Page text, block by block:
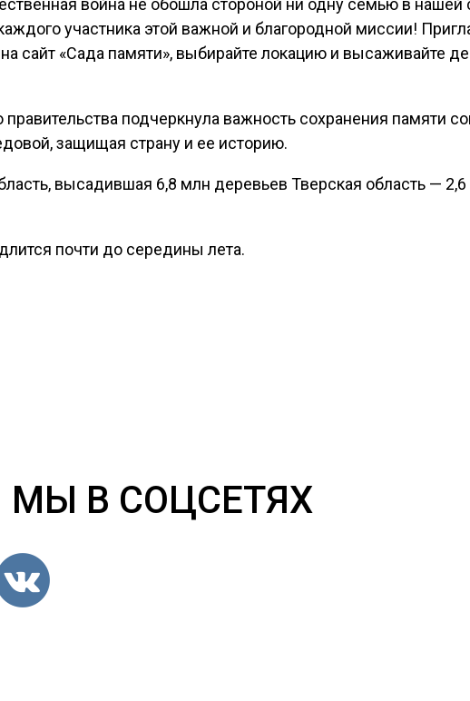
война не обошла стороной ни одну семью в нашей
участника этой важной и благородной миссии!
сайт «Сада памяти», выбирайте локацию и высаживайте
подчеркнула важность сохранения памяти
защищая страну и ее историю.
высадившая 6,8 млн деревьев Тверская область —
почти до середины лета.
МЫ В СОЦСЕТЯХ